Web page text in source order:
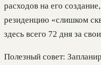
расходов на его
резиденцию «слишком
здесь всего 72 дня за
Полезный совет: